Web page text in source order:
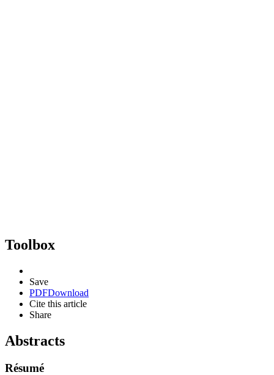
Toolbox
Save
PDFDownload
Cite this article
Share
Abstracts
Résumé